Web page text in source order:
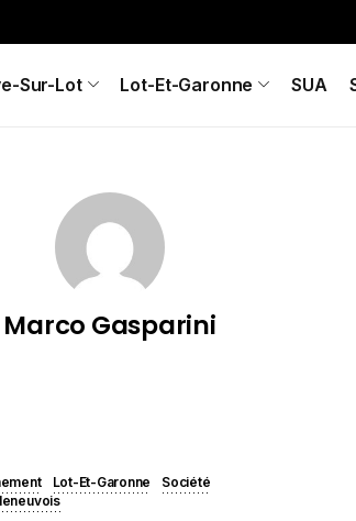
Sur-Lot Lot-Et-Garonne SUA
Marco Gasparini
Lot-Et-Garonne
Société